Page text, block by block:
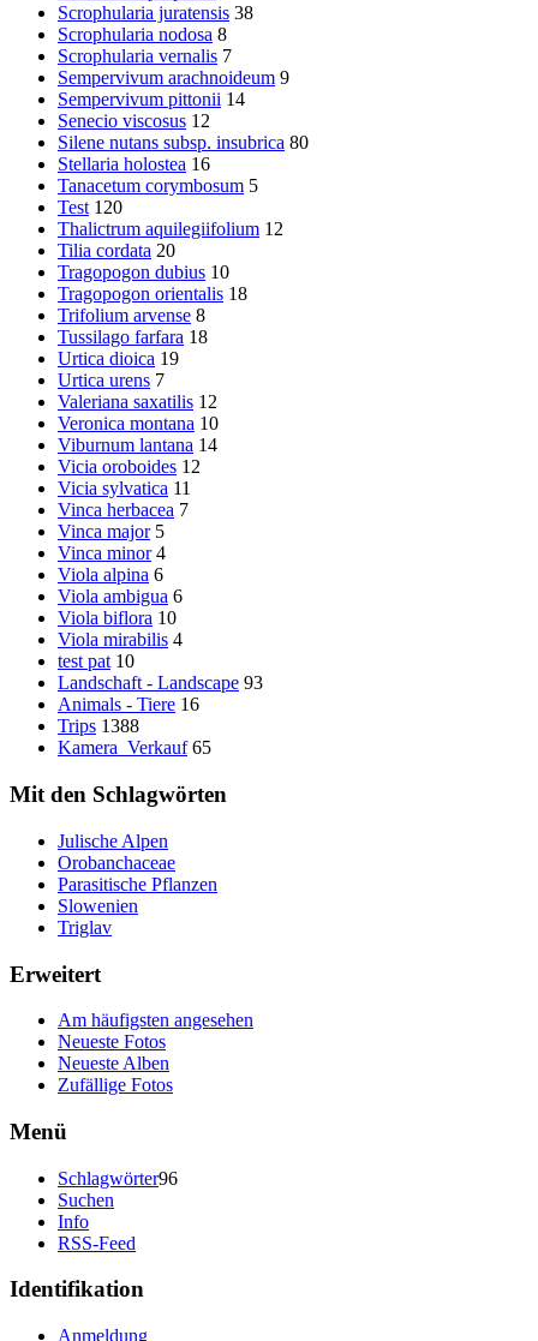
Scrophularia juratensis 38
Scrophularia nodosa 8
Scrophularia vernalis 7
Sempervivum arachnoideum 9
Sempervivum pittonii 14
Senecio viscosus 12
Silene nutans subsp. insubrica 80
Stellaria holostea 16
Tanacetum corymbosum 5
Test 120
Thalictrum aquilegiifolium 12
Tilia cordata 20
Tragopogon dubius 10
Tragopogon orientalis 18
Trifolium arvense 8
Tussilago farfara 18
Urtica dioica 19
Urtica urens 7
Valeriana saxatilis 12
Veronica montana 10
Viburnum lantana 14
Vicia oroboides 12
Vicia sylvatica 11
Vinca herbacea 7
Vinca major 5
Vinca minor 4
Viola alpina 6
Viola ambigua 6
Viola biflora 10
Viola mirabilis 4
test pat 10
Landschaft - Landscape 93
Animals - Tiere 16
Trips 1388
Kamera_Verkauf 65
Mit den Schlagwörten
Julische Alpen
Orobanchaceae
Parasitische Pflanzen
Slowenien
Triglav
Erweitert
Am häufigsten angesehen
Neueste Fotos
Neueste Alben
Zufällige Fotos
Menü
Schlagwörter96
Suchen
Info
RSS-Feed
Identifikation
Anmeldung